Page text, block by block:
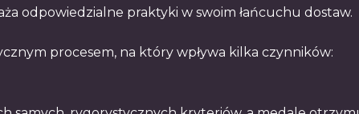
odpowiedzialne praktyki w swoim łańcuchu dostaw.
procesem, na który wpływa kilka czynników: